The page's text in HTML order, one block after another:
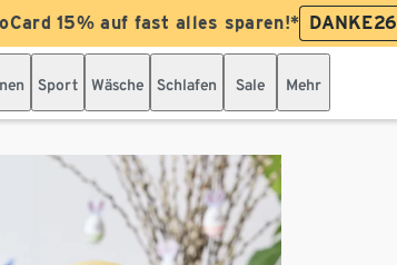
15% auf fast alles sparen!* DANKE26
Sport Wäsche Schlafen Sale Mehr